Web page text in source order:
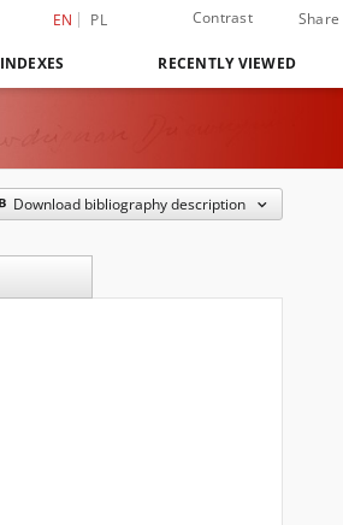
EN PL Contrast Share
INDEXES RECENTLY VIEWED
Download bibliography description